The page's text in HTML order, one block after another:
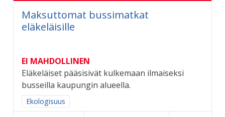
Maksuttomat bussimatkat
eläkeläisille
EI MAHDOLLINEN
Eläkeläiset pääsisivät kulkemaan ilmaiseksi
busseilla kaupungin alueella.
Rajaa tulokset aihepiirin mukaan: Ekologisuus
Ekologisuus